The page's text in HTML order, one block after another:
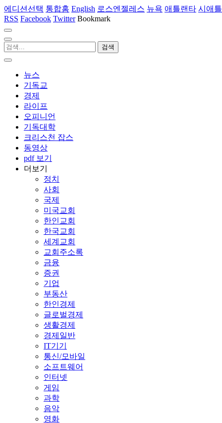
에디션선택 통합홈 English 로스엔젤레스 뉴욕 애틀랜타 시애틀
RSS Facebook Twitter Bookmark
뉴스
기독교
경제
라이프
오피니언
기독대학
크리스천 잡스
동영상
pdf 보기
더보기
정치
사회
국제
미국교회
한인교회
한국교회
세계교회
교회주소록
금융
증권
기업
부동산
한인경제
글로벌경제
생활경제
경제일반
IT기기
통신/모바일
소프트웨어
인터넷
게임
과학
음악
영화